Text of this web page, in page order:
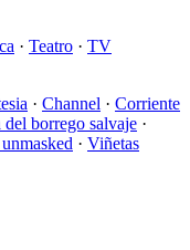
· Teatro · TV
· Channel · Corriente
del borrego salvaje ·
· Viñetas